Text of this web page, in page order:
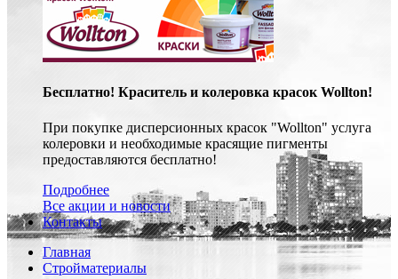
Бесплатно! Краситель и колеровка красок Wollton!
При покупке дисперсионных красок "Wollton" услуга
колеровки и необходимые красящие пигменты
предоставляются бесплатно!
Подробнее
Все акции и новости
Контакты
Главная
Стройматериалы